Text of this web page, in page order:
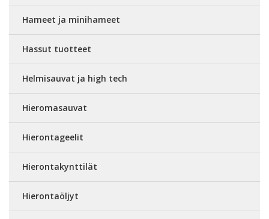
Hameet ja minihameet
Hassut tuotteet
Helmisauvat ja high tech
Hieromasauvat
Hierontageelit
Hierontakynttilät
Hierontaöljyt